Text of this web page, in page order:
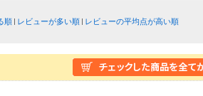
順 レビューが多い順
レビューの平均点が高い順